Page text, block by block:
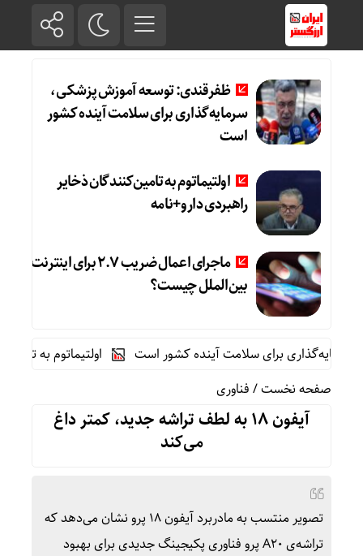
ظفرقندی: توسعه آموزش پزشکی،
سرمایه‌گذاری برای سلامت آینده کشور
است
اولتیماتوم به تامین‌کنندگان ذخایر
راهبردی دارو+نامه
ماجرای اعمال ضریب ۲.۷ برای اینترنت
بین‌الملل چیست؟
برای سلامت آینده کشور است
اولتیماتوم به
صفحه نخست/فناوری
آیفون ۱۸ به لطف تراشه جدید، کمتر داغ
می‌کند
تصویر منتسب به مادربرد آیفون ۱۸ پرو نشان می‌دهد که
تراشه‌ی A۲۰ پرو فناوری پکیجینگ جدیدی برای بهبود